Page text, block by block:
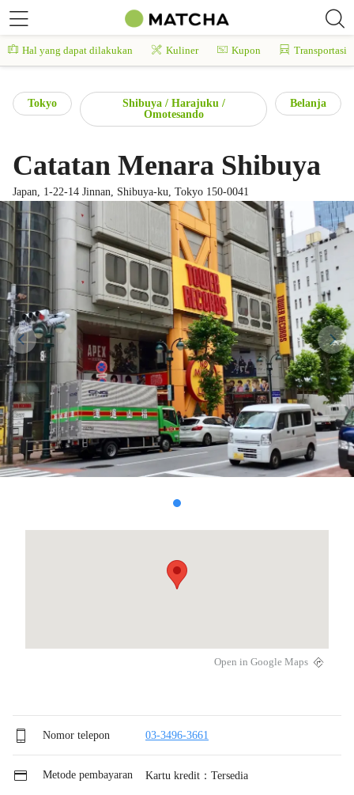
Hal yang dapat dilakukan Kuliner Kupon Transportasi
Tokyo
Shibuya / Harajuku /
Omotesando
Belanja
Catatan Menara Shibuya
Japan, 1-22-14 Jinnan, Shibuya-ku, Tokyo 150-0041
Open in Google Maps
Nomor telepon 03-3496-3661
Metode pembayaran Kartu kredit：Tersedia